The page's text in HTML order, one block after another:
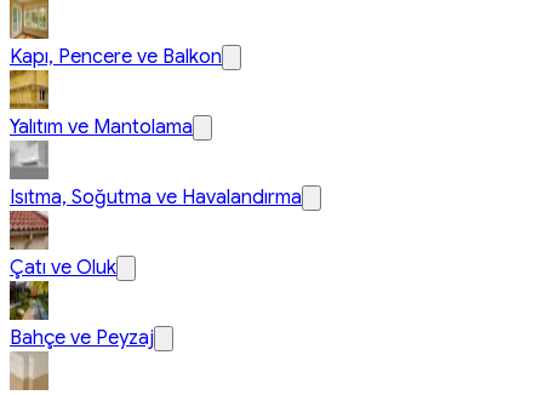
Kapı, Pencere ve Balkon
Yalıtım ve Mantolama
Isıtma, Soğutma ve Havalandırma
Çatı ve Oluk
Bahçe ve Peyzaj